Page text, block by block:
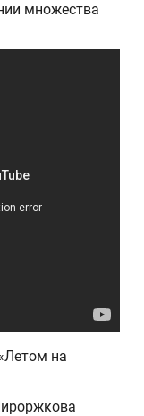
множества
на